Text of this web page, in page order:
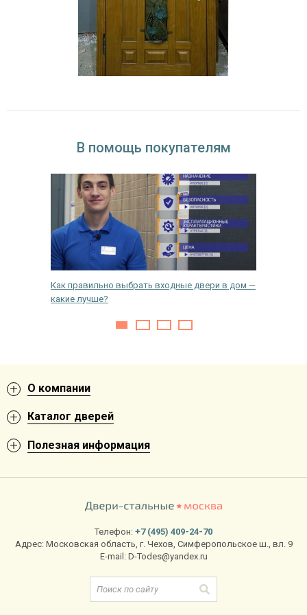
В помощь покупателям
Как правильно выбрать входные двери в дом —
какие лучше?
О компании
Каталог дверей
Полезная информация
Телефон: +7 (495) 409-24-70
Адрес: Московская область, г. Чехов, Симферопольское ш., вл. 9
E-mail: D-Todes@yandex.ru